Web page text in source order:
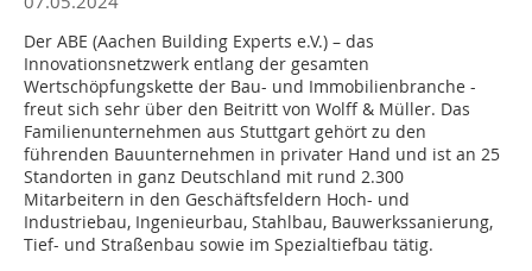
Der ABE (Aachen Building Experts e.V.) – das
Innovationsnetzwerk entlang der gesamten
Wertschöpfungskette der Bau- und Immobilienbranche -
freut sich sehr über den Beitritt von Wolff & Müller. Das
Familienunternehmen aus Stuttgart gehört zu den
führenden Bauunternehmen in privater Hand und ist an 25
Standorten in ganz Deutschland mit rund 2.300
Mitarbeitern in den Geschäftsfeldern Hoch- und
Industriebau, Ingenieurbau, Stahlbau, Bauwerkssanierung,
Tief- und Straßenbau sowie im Spezialtiefbau tätig.